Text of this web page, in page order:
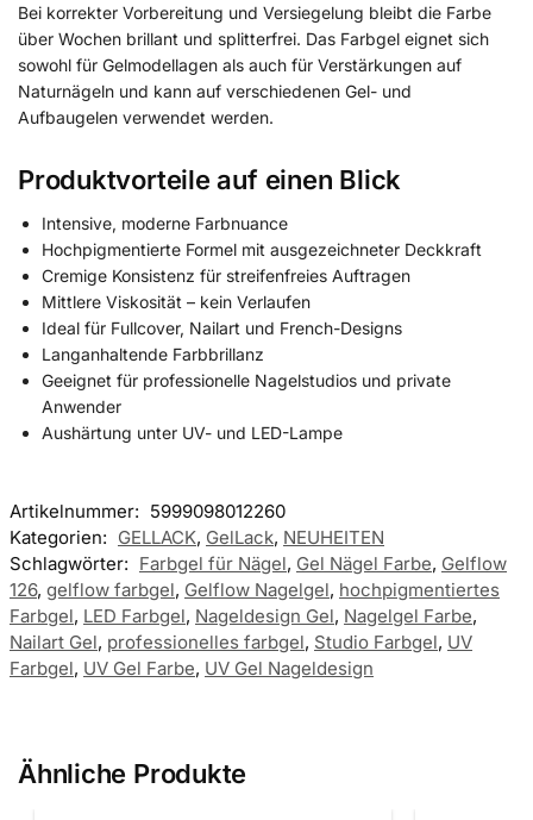
Bei korrekter Vorbereitung und Versiegelung bleibt die Farbe
über Wochen brillant und splitterfrei. Das Farbgel eignet sich
sowohl für Gelmodellagen als auch für Verstärkungen auf
Naturnägeln und kann auf verschiedenen Gel- und
Aufbaugelen verwendet werden.
Produktvorteile auf einen Blick
Intensive, moderne Farbnuance
Hochpigmentierte Formel mit ausgezeichneter Deckkraft
Cremige Konsistenz für streifenfreies Auftragen
Mittlere Viskosität – kein Verlaufen
Ideal für Fullcover, Nailart und French-Designs
Langanhaltende Farbbrillanz
Geeignet für professionelle Nagelstudios und private
Anwender
Aushärtung unter UV- und LED-Lampe
Artikelnummer: 5999098012260
Kategorien: GELLACK, GelLack, NEUHEITEN
Schlagwörter: Farbgel für Nägel, Gel Nägel Farbe, Gelflow
126, gelflow farbgel, Gelflow Nagelgel, hochpigmentiertes
Farbgel, LED Farbgel, Nageldesign Gel, Nagelgel Farbe,
Nailart Gel, professionelles farbgel, Studio Farbgel, UV
Farbgel, UV Gel Farbe, UV Gel Nageldesign
Ähnliche Produkte